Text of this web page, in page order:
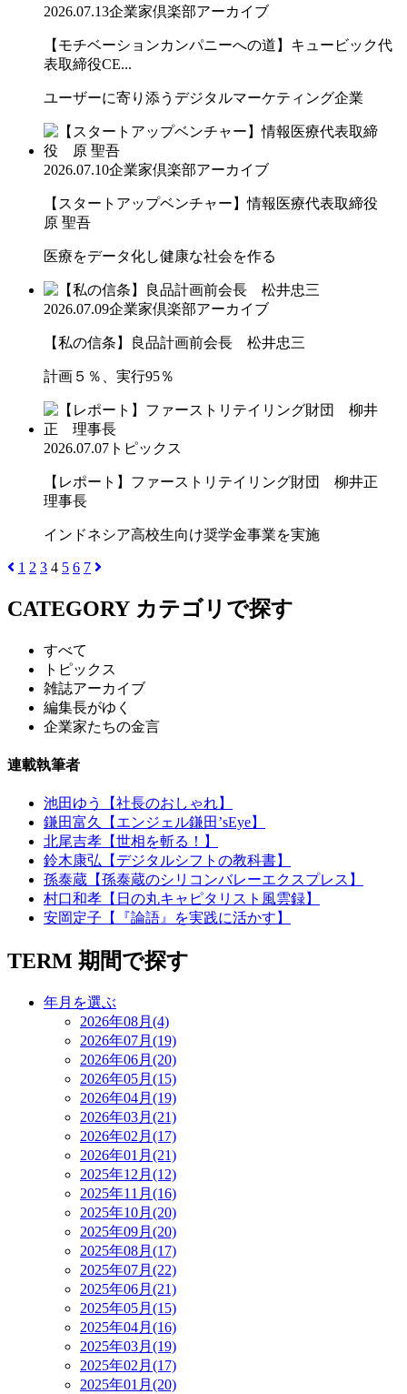
2026.07.13企業家倶楽部アーカイブ
【モチベーションカンパニーへの道】キュービック代
表取締役CE...
ユーザーに寄り添うデジタルマーケティング企業
2026.07.10企業家倶楽部アーカイブ
【スタートアップベンチャー】情報医療代表取締役
原 聖吾
医療をデータ化し健康な社会を作る
2026.07.09企業家倶楽部アーカイブ
【私の信条】良品計画前会長 松井忠三
計画５％、実行95％
2026.07.07 トピックス
【レポート】ファーストリテイリング財団 柳井正
理事長
インドネシア高校生向け奨学金事業を実施
1 2 3 4 5 6 7
CATEGORY カテゴリで探す
すべて
トピックス
雑誌アーカイブ
編集長がゆく
企業家たちの金言
連載執筆者
池田ゆう【社長のおしゃれ】
鎌田富久【エンジェル鎌田’sEye】
北尾吉孝【世相を斬る！】
鈴木康弘【デジタルシフトの教科書】
孫泰蔵【孫泰蔵のシリコンバレーエクスプレス】
村口和孝【日の丸キャピタリスト風雲録】
安岡定子【『論語』を実践に活かす】
TERM 期間で探す
年月を選ぶ
2026年08月(4)
2026年07月(19)
2026年06月(20)
2026年05月(15)
2026年04月(19)
2026年03月(21)
2026年02月(17)
2026年01月(21)
2025年12月(12)
2025年11月(16)
2025年10月(20)
2025年09月(20)
2025年08月(17)
2025年07月(22)
2025年06月(21)
2025年05月(15)
2025年04月(16)
2025年03月(19)
2025年02月(17)
2025年01月(20)